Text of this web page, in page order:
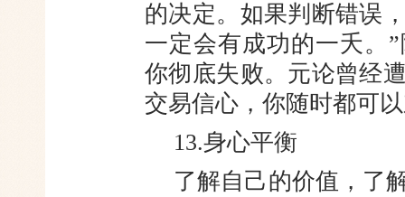
的决定。如果判断错误
一定会有成功的一夭。
你彻底失败。元论曾经
交易信心，你随时都可
13.身心平衡
了解自己的价值，了